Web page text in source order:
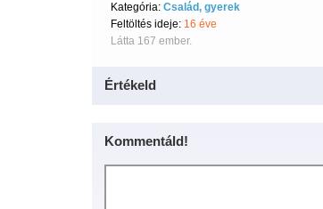
Kategória: Család, gyerek
Feltöltés ideje: 16 éve
Látta 167 ember.
Értékeld
Kommentáld!